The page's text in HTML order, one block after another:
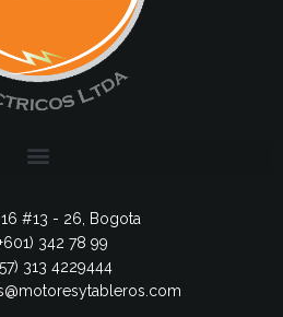
#13 - 26, Bogota
342 78 99
313 4229444